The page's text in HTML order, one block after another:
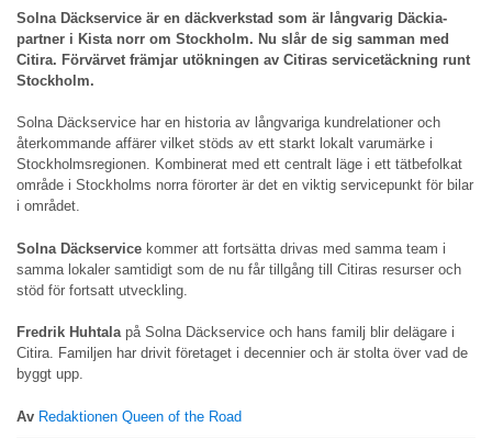
Solna Däckservice är en däckverkstad som är långvarig Däckia-
partner i Kista norr om Stockholm. Nu slår de sig samman med
Citira. Förvärvet främjar utökningen av Citiras servicetäckning runt
Stockholm.
Solna Däckservice har en historia av långvariga kundrelationer och
återkommande affärer vilket stöds av ett starkt lokalt varumärke i
Stockholmsregionen. Kombinerat med ett centralt läge i ett tätbefolkat
område i Stockholms norra förorter är det en viktig servicepunkt för bilar
i området.
Solna Däckservice kommer att fortsätta drivas med samma team i
samma lokaler samtidigt som de nu får tillgång till Citiras resurser och
stöd för fortsatt utveckling.
Fredrik Huhtalapå Solna Däckservice och hans familj blir delägare i
Citira. Familjen har drivit företaget i decennier och är stolta över vad de
byggt upp.
Av Redaktionen Queen of the Road